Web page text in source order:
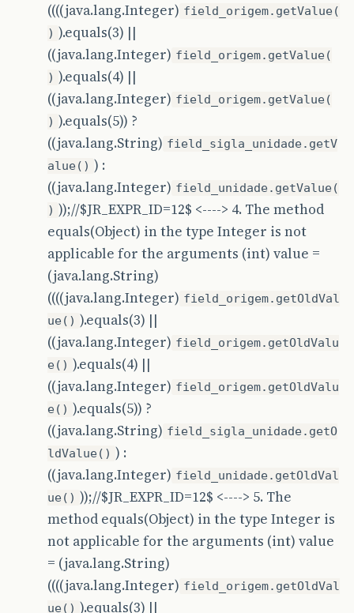
((((java.lang.Integer) field_origem.getValue(
) ).equals(3) ||
((java.lang.Integer) field_origem.getValue(
) ).equals(4) ||
((java.lang.Integer) field_origem.getValue(
) ).equals(5)) ?
((java.lang.String) field_sigla_unidade.getV
alue() ) :
((java.lang.Integer) field_unidade.getValue(
) ));//$JR_EXPR_ID=12$ <----> 4. The method
equals(Object) in the type Integer is not
applicable for the arguments (int) value =
(java.lang.String)
((((java.lang.Integer) field_origem.getOldVal
ue() ).equals(3) ||
((java.lang.Integer) field_origem.getOldValu
e() ).equals(4) ||
((java.lang.Integer) field_origem.getOldValu
e() ).equals(5)) ?
((java.lang.String) field_sigla_unidade.getO
ldValue() ) :
((java.lang.Integer) field_unidade.getOldVal
ue() ));//$JR_EXPR_ID=12$ <----> 5. The
method equals(Object) in the type Integer is
not applicable for the arguments (int) value
= (java.lang.String)
((((java.lang.Integer) field_origem.getOldVal
ue() ).equals(3) ||